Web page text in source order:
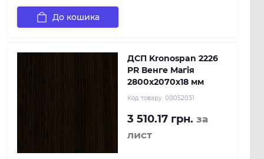
До кошика
ДСП Kronospan 2226
PR Венге Магія
2800x2070x18 мм
Код товару: 00052031
3 510.17 грн. за
лист